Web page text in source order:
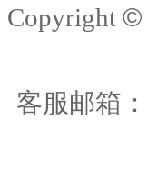
Copyright ©
客服邮箱：